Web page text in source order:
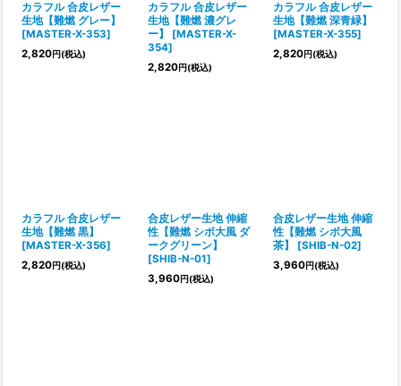
カラフル 合皮レザー
生地【難燃 グレー】
[MASTER-X-353]
2,820円(税込)
カラフル 合皮レザー
生地【難燃 濃グレ
ー】
[MASTER-X-
354]
2,820円(税込)
カラフル 合皮レザー
生地【難燃 深青緑】
[MASTER-X-355]
2,820円(税込)
カラフル 合皮レザー
生地【難燃 黒】
[MASTER-X-356]
2,820円(税込)
合皮レザー生地 伸縮
性【難燃 シボ大風 ダ
ークグリーン】
[SHIB-N-01]
3,960円(税込)
合皮レザー生地 伸縮
性【難燃 シボ大風
茶】
[SHIB-N-02]
3,960円(税込)